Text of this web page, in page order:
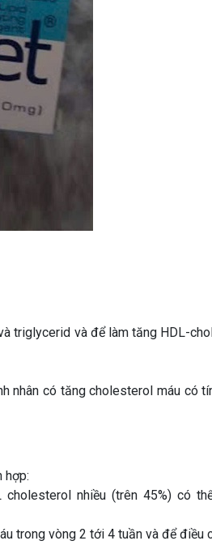
triglycerid và để làm tăng HDL-
nhân có tăng cholesterol máu có
hợp:
nhiều (trên 45%) có
trong vòng 2 tới 4 tuần và để điều